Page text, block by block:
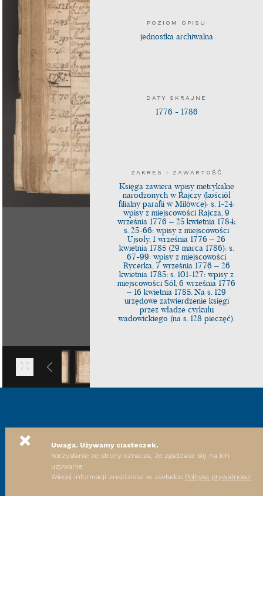
POZIOM OPISU
jednostka archiwalna
DATY SKRAJNE
1776 - 1786
ZAKRES I ZAWARTOŚĆ
Księga zawiera wpisy metrykalne
narodzonych w Rajczy (kościół
filialny parafii w Milówce): s. 1-24:
wpisy z miejscowości Rajcza, 9
września 1776 – 25 kwietnia 1784;
s. 25-66: wpisy z miejscowości
Ujsoły, 1 września 1776 – 26
kwietnia 1785 (29 marca 1786); s.
67-99: wpisy z miejscowości
Rycerka, 7 września 1776 – 26
kwietnia 1785; s. 101-127: wpisy z
miejscowości Sól, 6 września 1776
– 16 kwietnia 1785. Na s. 129
urzędowe zatwierdzenie księgi
przez władze cyrkułu
wadowickiego (na s. 128 pieczęć).
+
Uwaga. Używamy ciasteczek.
Korzystanie ze strony oznacza, że zgadzasz się na ich
uzywanie.
Wiecej informacji znajdziesz w zakładce Polityka prywatności